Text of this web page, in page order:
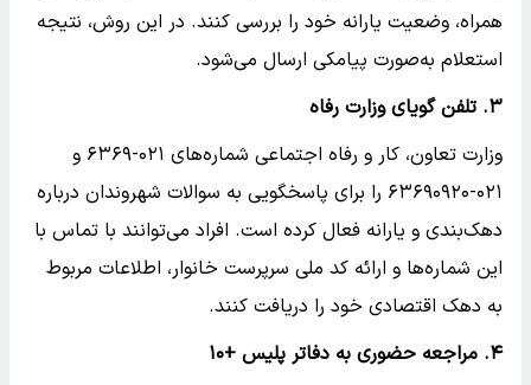
همراه، وضعیت یارانه خود را بررسی کنند. در این روش، نتیجه
استعلام به‌صورت پیامکی ارسال می‌شود.
۳. تلفن گویای وزارت رفاه
وزارت تعاون، کار و رفاه اجتماعی شماره‌های ۰۲۱-۶۳۶۹ و
۰۲۱-۶۳۶۹۰۹۲۰ را برای پاسخگویی به سوالات شهروندان درباره
دهک‌بندی و یارانه فعال کرده است. افراد می‌توانند با تماس با
این شماره‌ها و ارائه کد ملی سرپرست خانوار، اطلاعات مربوط
به دهک اقتصادی خود را دریافت کنند.
۴. مراجعه حضوری به دفاتر پلیس +۱۰